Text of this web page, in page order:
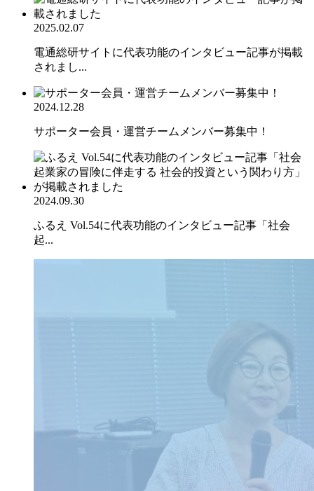
2025.02.07
電通総研サイトに代表功能のインタビュー記事が掲載
されまし...
2024.12.28
サポーター会員・運営チームメンバー募集中！
2024.09.30
ふるえ Vol.54に代表功能のインタビュー記事「社会
起...